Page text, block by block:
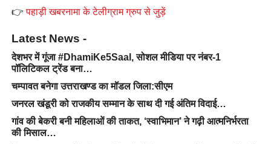
👉पहाड़ी खबरनामा के टेलीग्राम ग्रुप से जुड़ें
Latest News -
देशभर में गूंजा #DhamiKe5Saal, सोशल मीडिया पर नंबर-1
पॉलिटिकल ट्रेंड बना…
चम्पावत बनेगा उत्तराखण्ड का मॉडल जिला:सीएम
जनरल खंडूरी को राजकीय सम्मान के साथ दी गई अंतिम विदाई…
गांव की बेकरी बनी महिलाओं की ताकत, ‘स्वाभिमान’ ने गढ़ी आत्मनिर्भरता
की मिसाल…